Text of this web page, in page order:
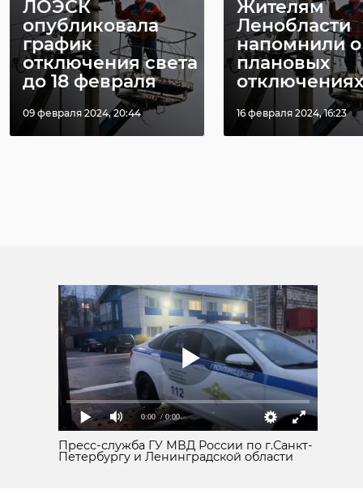
ЛОЭСК
опубликовала
график
отключения света
до 18 февраля
09 февраля 2024, 20:44
Жителям
Ленобласти
напомнили о
плановых
отключениях
16 февраля 2024, 16:23
0:00 / 0:00
Пресс-служба ГУ МВД России по г.Санкт-
Петербургу и Ленинградской области